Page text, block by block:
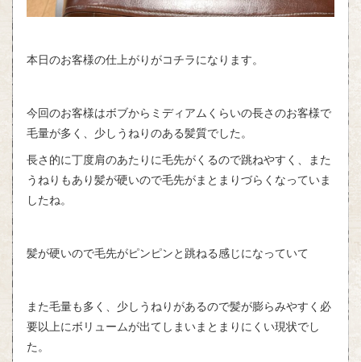
本日のお客様の仕上がりがコチラになります。
今回のお客様はボブからミディアムくらいの長さのお客様で
毛量が多く、少しうねりのある髪質でした。
長さ的に丁度肩のあたりに毛先がくるので跳ねやすく、また
うねりもあり髪が硬いので毛先がまとまりづらくなっていま
したね。
髪が硬いので毛先がピンピンと跳ねる感じになっていて
また毛量も多く、少しうねりがあるので髪が膨らみやすく必
要以上にボリュームが出てしまいまとまりにくい現状でし
た。